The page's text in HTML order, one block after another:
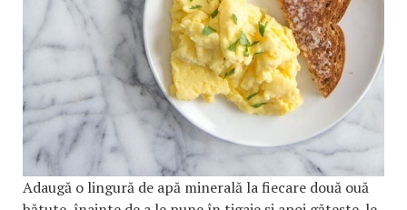
Adaugă o lingură de apă minerală la fiecare două ouă